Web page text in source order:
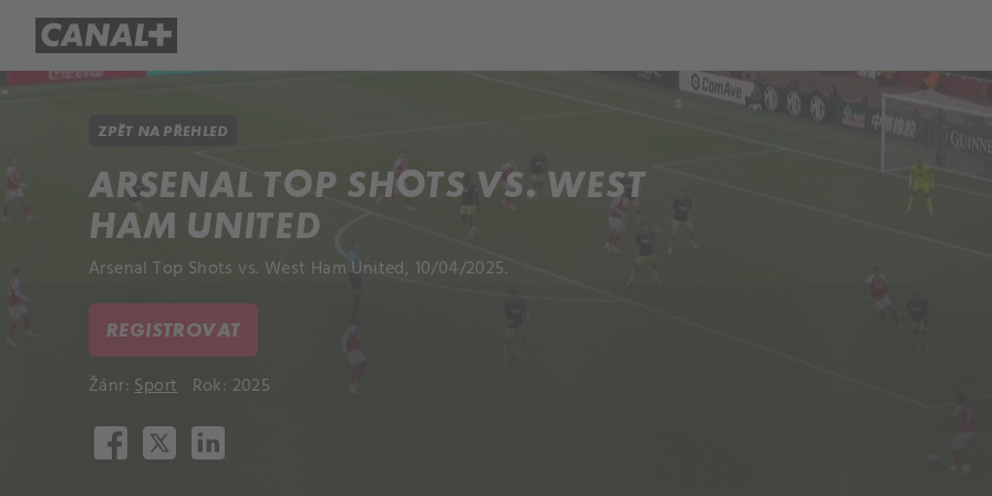
ZPĚT NA PŘEHLED
ARSENAL TOP SHOTS VS. WEST
HAM UNITED
Arsenal Top Shots vs. West Ham United, 10/04/2025.
REGISTROVAT
Žánr:Sport Rok: 2025